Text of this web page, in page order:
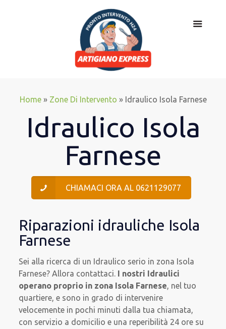
Home» Zone Di Intervento » Idraulico Isola Farnese
Idraulico Isola
Farnese
CHIAMACI ORA AL 0621129077
Riparazioni idrauliche Isola
Farnese
Sei alla ricerca di un Idraulico serio in zona Isola
Farnese? Allora contattaci. I nostri Idraulici
operano proprio in zona Isola Farnese, nel tuo
quartiere, e sono in grado di intervenire
velocemente in pochi minuti dalla tua chiamata,
con servizio a domicilio e una reperibilità 24 ore su